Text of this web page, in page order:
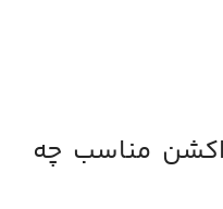
مناسب چه